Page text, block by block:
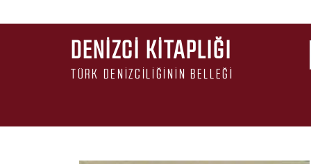
DENIZCI KITAPLIĞI
TÜRK DENIZCILIĞININ BELLEĞI